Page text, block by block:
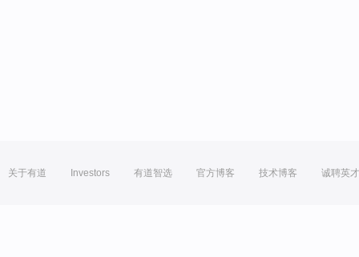
关于有道 Investors 有道智选 官方博客 技术博客 诚聘英才